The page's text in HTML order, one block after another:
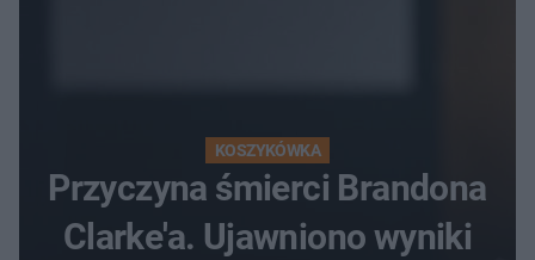
KOSZYKÓWKA
Przyczyna śmierci Brandona
Clarke'a. Ujawniono wyniki